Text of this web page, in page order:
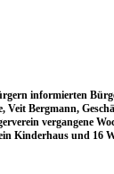
infor­mier­ten
Veit Berg­mann,
ver­gan­ge­ne
Kin­der­haus und 16